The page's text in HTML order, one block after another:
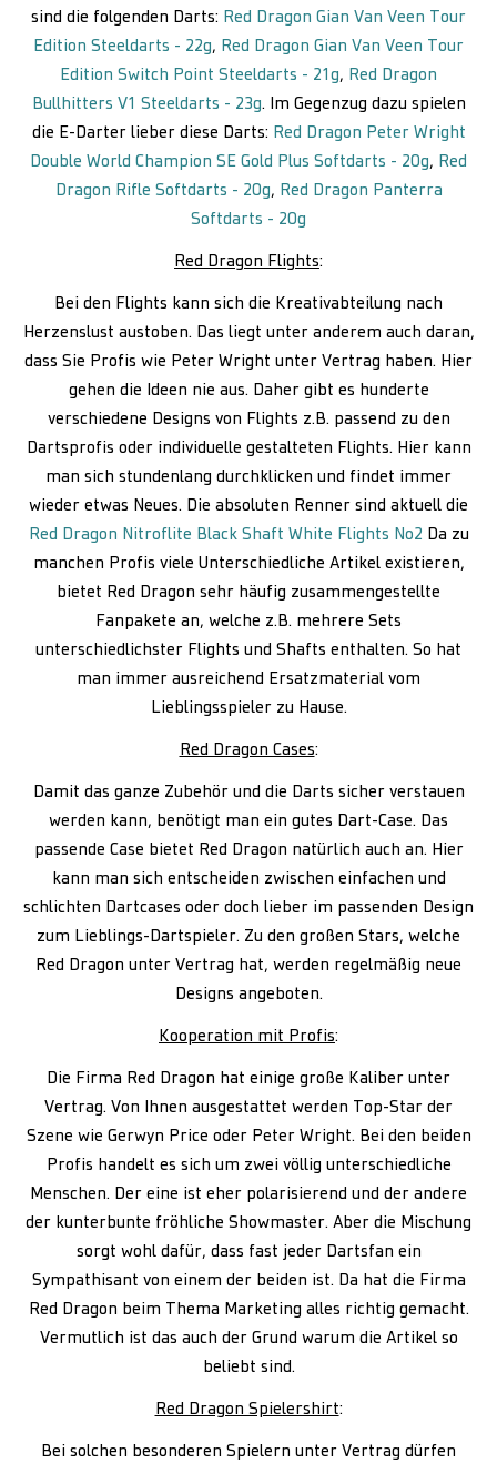
sind die folgenden Darts: Red Dragon Gian Van Veen Tour
Edition Steeldarts - 22g, Red Dragon Gian Van Veen Tour
Edition Switch Point Steeldarts - 21g, Red Dragon
Bullhitters V1 Steeldarts - 23g. Im Gegenzug dazu spielen
die E-Darter lieber diese Darts: Red Dragon Peter Wright
Double World Champion SE Gold Plus Softdarts - 20g, Red
Dragon Rifle Softdarts - 20g, Red Dragon Panterra
Softdarts - 20g
Red Dragon Flights:
Bei den Flights kann sich die Kreativabteilung nach
Herzenslust austoben. Das liegt unter anderem auch daran,
dass Sie Profis wie Peter Wright unter Vertrag haben. Hier
gehen die Ideen nie aus. Daher gibt es hunderte
verschiedene Designs von Flights z.B. passend zu den
Dartsprofis oder individuelle gestalteten Flights. Hier kann
man sich stundenlang durchklicken und findet immer
wieder etwas Neues. Die absoluten Renner sind aktuell die
Red Dragon Nitroflite Black Shaft White Flights No2 Da zu
manchen Profis viele Unterschiedliche Artikel existieren,
bietet Red Dragon sehr häufig zusammengestellte
Fanpakete an, welche z.B. mehrere Sets
unterschiedlichster Flights und Shafts enthalten. So hat
man immer ausreichend Ersatzmaterial vom
Lieblingsspieler zu Hause.
Red Dragon Cases:
Damit das ganze Zubehör und die Darts sicher verstauen
werden kann, benötigt man ein gutes Dart-Case. Das
passende Case bietet Red Dragon natürlich auch an. Hier
kann man sich entscheiden zwischen einfachen und
schlichten Dartcases oder doch lieber im passenden Design
zum Lieblings-Dartspieler. Zu den großen Stars, welche
Red Dragon unter Vertrag hat, werden regelmäßig neue
Designs angeboten.
Kooperation mit Profis:
Die Firma Red Dragon hat einige große Kaliber unter
Vertrag. Von Ihnen ausgestattet werden Top-Star der
Szene wie Gerwyn Price oder Peter Wright. Bei den beiden
Profis handelt es sich um zwei völlig unterschiedliche
Menschen. Der eine ist eher polarisierend und der andere
der kunterbunte fröhliche Showmaster. Aber die Mischung
sorgt wohl dafür, dass fast jeder Dartsfan ein
Sympathisant von einem der beiden ist. Da hat die Firma
Red Dragon beim Thema Marketing alles richtig gemacht.
Vermutlich ist das auch der Grund warum die Artikel so
beliebt sind.
Red Dragon Spielershirt:
Bei solchen besonderen Spielern unter Vertrag dürfen